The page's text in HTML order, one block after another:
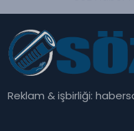
Reklam & işbirliği: